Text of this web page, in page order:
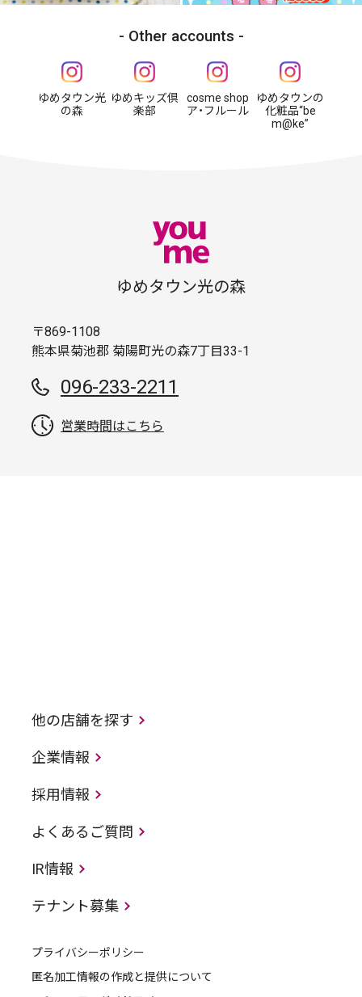
Other accounts
ゆめタウン光
の森
ゆめキッズ倶
楽部
cosme shop
ア・フルール
ゆめタウンの
化粧品“be
m@ke”
ゆめタウン光の森
〒869-1108
熊本県菊池郡 菊陽町光の森7丁目33-1
096-233-2211
営業時間はこちら
他の店舗を探す
企業情報
採用情報
よくあるご質問
IR情報
テナント募集
プライバシーポリシー
匿名加工情報の作成と提供について